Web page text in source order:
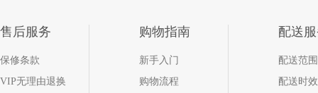
售后服务
保修条款
VIP无理由退换
购物指南
新手入门
购物流程
配送
配送范围
配送时效